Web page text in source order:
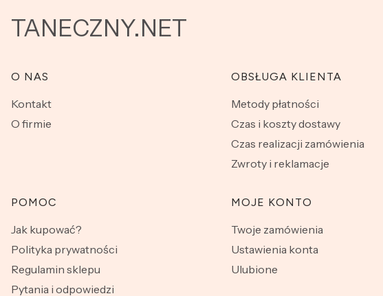
TANECZNY.NET
Linki w stopce
O NAS
Kontakt
O firmie
OBSŁUGA KLIENTA
Metody płatności
Czas i koszty dostawy
Czas realizacji zamówienia
Zwroty i reklamacje
POMOC
Jak kupować?
Polityka prywatności
Regulamin sklepu
Pytania i odpowiedzi
MOJE KONTO
Twoje zamówienia
Ustawienia konta
Ulubione